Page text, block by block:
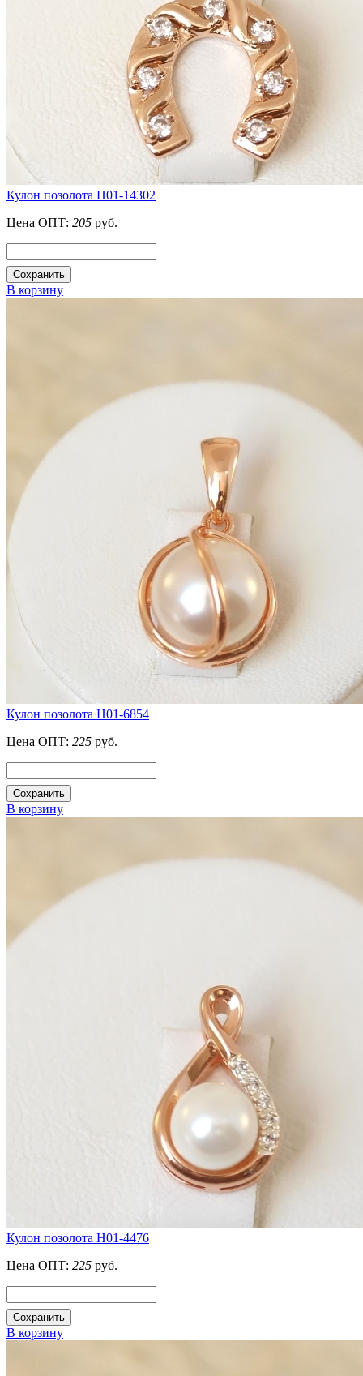
Кулон позолота H01-14302
Цена ОПТ: 205 руб.
Сохранить
В корзину
Кулон позолота H01-6854
Цена ОПТ: 225 руб.
Сохранить
В корзину
Кулон позолота H01-4476
Цена ОПТ: 225 руб.
Сохранить
В корзину